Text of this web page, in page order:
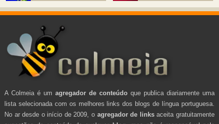
A Colmeia é um agregador de conteúdo que publica diariamente uma
lista selecionada com os melhores links dos blogs de língua portuguesa.
No ar desde o início de 2009, o agregador de linksaceita gratuitamente